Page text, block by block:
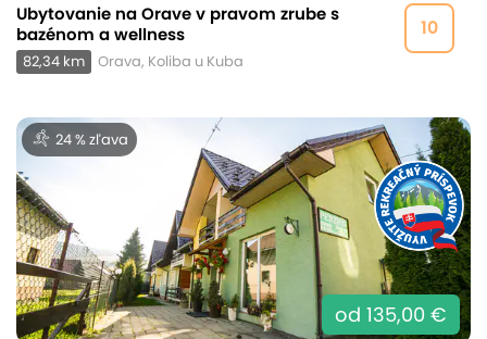
10
Ubytovanie na Orave v pravom zrube s
bazénom a wellness
82,34 km Orava, Koliba u Kuba
24 % zľava
od 135,00 €